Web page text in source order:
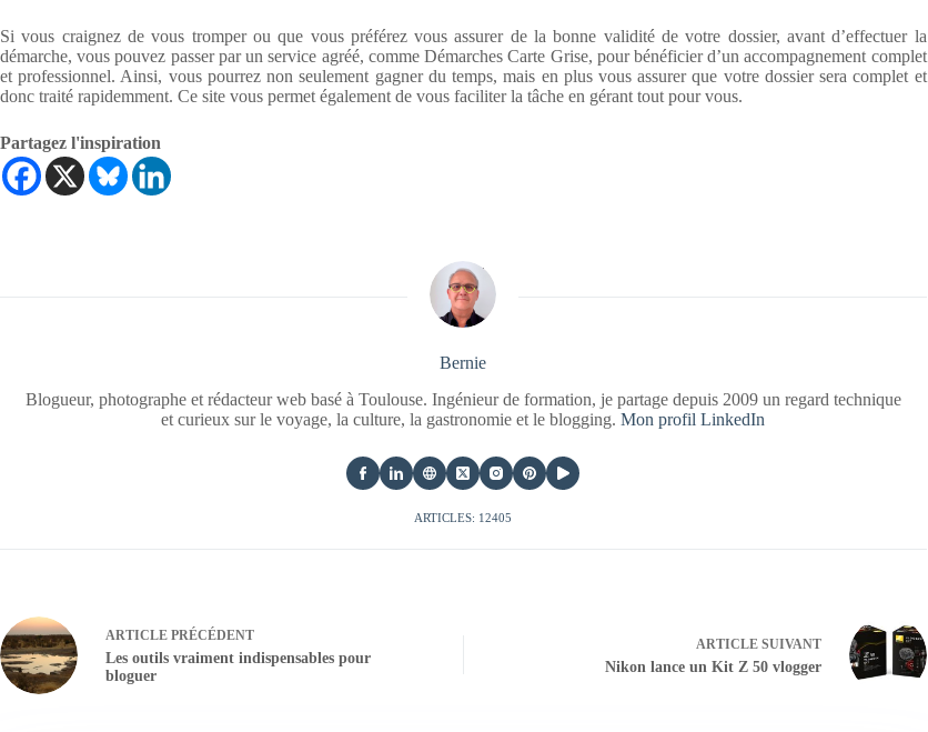
Si vous craignez de vous tromper ou que vous préférez vous assurer de la bonne validité de votre dossier, avant d’effectuer la
démarche, vous pouvez passer par un service agréé, comme Démarches Carte Grise, pour bénéficier d’un accompagnement complet
et professionnel. Ainsi, vous pourrez non seulement gagner du temps, mais en plus vous assurer que votre dossier sera complet et
donc traité rapidemment. Ce site vous permet également de vous faciliter la tâche en gérant tout pour vous.
Partagez l'inspiration
Bernie
Blogueur, photographe et rédacteur web basé à Toulouse. Ingénieur de formation, je partage depuis 2009 un regard technique
et curieux sur le voyage, la culture, la gastronomie et le blogging.Mon profil LinkedIn
ARTICLES: 12405
ARTICLE PRÉCÉDENT
Les outils vraiment indispensables pour
bloguer
ARTICLESUIVANT
Nikon lance un Kit Z 50 vlogger